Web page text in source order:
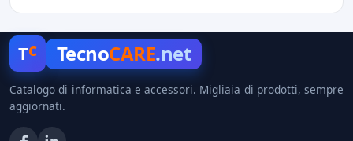
Tc TecnoCARE.net
Catalogo di informatica e accessori. Migliaia di prodotti, sempre
aggiornati.